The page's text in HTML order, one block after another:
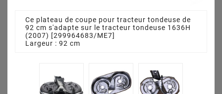
Ce plateau de coupe pour tracteur tondeuse de
92 cm s'adapte sur le tracteur tondeuse 1636H
(2007) [299964683/ME7]
Largeur : 92 cm